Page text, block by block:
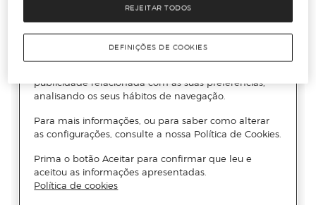
REJEITAR TODOS
DEFINIÇÕES DE COOKIES